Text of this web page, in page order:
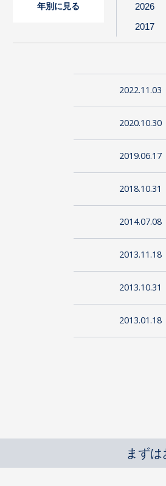
年別に見る 2026
2017
2022.11.03
2020.10.30
2019.06.17
2018.10.31
2014.07.08
2013.11.18
2013.10.31
2013.01.18
まずは